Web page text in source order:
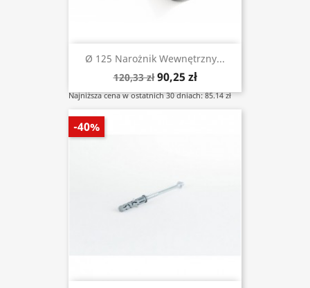
Ø 125 Narożnik Wewnętrzny...
120,33 zł 90,25 zł
Najniższa cena w ostatnich 30 dniach: 85.14 zł
-40%